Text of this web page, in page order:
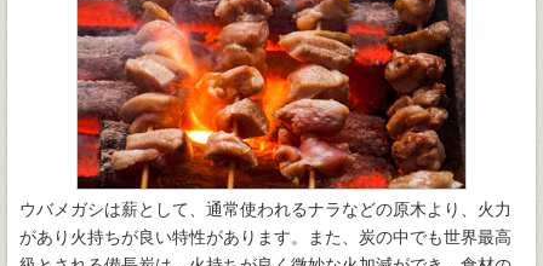
ウバメガシは薪として、通常使われるナラなどの原木より、火力
があり火持ちが良い特性があります。また、炭の中でも世界最高